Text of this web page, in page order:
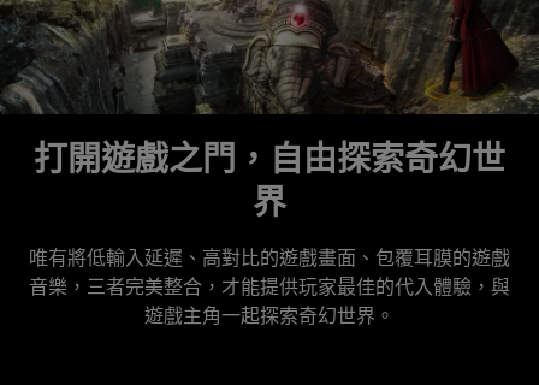
打開遊戲之門，自由探索奇幻世
界
唯有將低輸入延遲、高對比的遊戲畫面、包覆耳膜的遊戲
音樂，三者完美整合，才能提供玩家最佳的代入體驗，與
遊戲主角一起探索奇幻世界。